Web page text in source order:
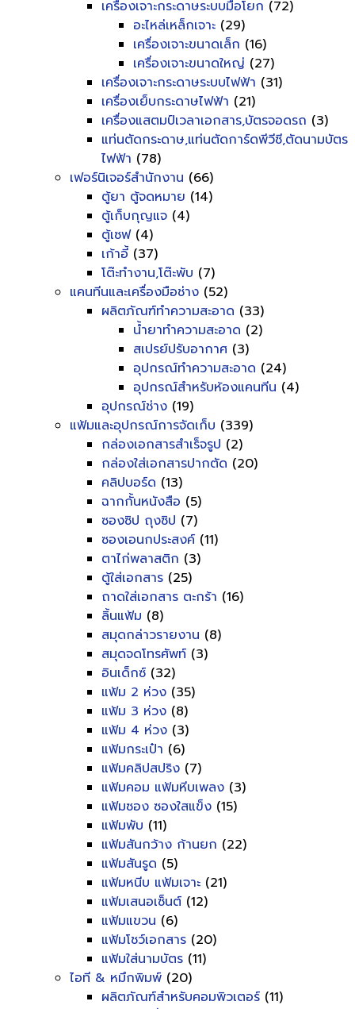
เครื่องเจาะกระดาษระบบมือโยก (72)
อะไหล่เหล็กเจาะ (29)
เครื่องเจาะขนาดเล็ก (16)
เครื่องเจาะขนาดใหญ่ (27)
เครื่องเจาะกระดาษระบบไฟฟ้า (31)
เครื่องเย็บกระดาษไฟฟ้า (21)
เครื่องแสตมป์เวลาเอกสาร,บัตรจอดรถ (3)
แท่นตัดกระดาษ,แท่นตัดการ์ดพีวีซี,ตัดนามบัตร
ไฟฟ้า (78)
เฟอร์นิเจอร์สำนักงาน (66)
ตู้ยา ตู้จดหมาย (14)
ตู้เก็บกุญแจ (4)
ตู้เซฟ(4)
เก้าอี้ (37)
โต๊ะทำงาน,โต๊ะพับ (7)
แคนทีนและเครื่องมือช่าง (52)
ผลิตภัณฑ์ทำความสะอาด (33)
น้ำยาทำความสะอาด (2)
สเปรย์ปรับอากาศ (3)
อุปกรณ์ทำความสะอาด (24)
อุปกรณ์สำหรับห้องแคนทีน (4)
อุปกรณ์ช่าง (19)
แฟ้มและอุปกรณ์การจัดเก็บ (339)
กล่องเอกสารสำเร็จรูป (2)
กล่องใส่เอกสารปากตัด (20)
คลิปบอร์ด (13)
ฉากกั้นหนังสือ (5)
ซองซิป ถุงซิป (7)
ซองเอนกประสงค์ (11)
ตาไก่พลาสติก (3)
ตู้ใส่เอกสาร (25)
ถาดใส่เอกสาร ตะกร้า (16)
ลิ้นแฟ้ม (8)
สมุดกล่าวรายงาน (8)
สมุดจดโทรศัพท์ (3)
อินเด็กซ์ (32)
แฟ้ม 2 ห่วง (35)
แฟ้ม 3 ห่วง (8)
แฟ้ม 4 ห่วง (3)
แฟ้มกระเป๋า (6)
แฟ้มคลิปสปริง (7)
แฟ้มคอม แฟ้มหีบเพลง (3)
แฟ้มซอง ซองใสแข็ง (15)
แฟ้มพับ (11)
แฟ้มสันกว้าง ก้านยก (22)
แฟ้มสันรูด (5)
แฟ้มหนีบ แฟ้มเจาะ (21)
แฟ้มเสนอเซ็นต์ (12)
แฟ้มแขวน (6)
แฟ้มโชว์เอกสาร (20)
แฟ้มใส่นามบัตร (11)
ไอที & หมึกพิมพ์ (20)
ผลิตภัณฑ์สำหรับคอมพิวเตอร์ (11)